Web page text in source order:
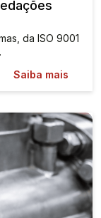
da ISO 9001
Saiba mais